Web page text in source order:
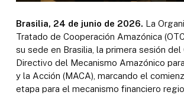
Brasilia, 24 de junio de 2026. La
Tratado de Cooperación Amazónica
su sede en Brasilia, la primera sesión del
Directivo del Mecanismo Amazónico
y la Acción (MACA), marcando el
etapa para el mecanismo financiero